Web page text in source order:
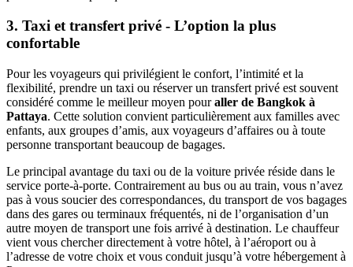
3. Taxi et transfert privé - L’option la plus
confortable
Pour les voyageurs qui privilégient le confort, l’intimité et la
flexibilité, prendre un taxi ou réserver un transfert privé est souvent
considéré comme le meilleur moyen pouraller de Bangkok à
Pattaya. Cette solution convient particulièrement aux familles avec
enfants, aux groupes d’amis, aux voyageurs d’affaires ou à toute
personne transportant beaucoup de bagages.
Le principal avantage du taxi ou de la voiture privée réside dans le
service porte-à-porte. Contrairement au bus ou au train, vous n’avez
pas à vous soucier des correspondances, du transport de vos bagages
dans des gares ou terminaux fréquentés, ni de l’organisation d’un
autre moyen de transport une fois arrivé à destination. Le chauffeur
vient vous chercher directement à votre hôtel, à l’aéroport ou à
l’adresse de votre choix et vous conduit jusqu’à votre hébergement à